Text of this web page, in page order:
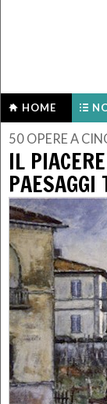
HOME
50 OPERE A
IL
PAESAGGI